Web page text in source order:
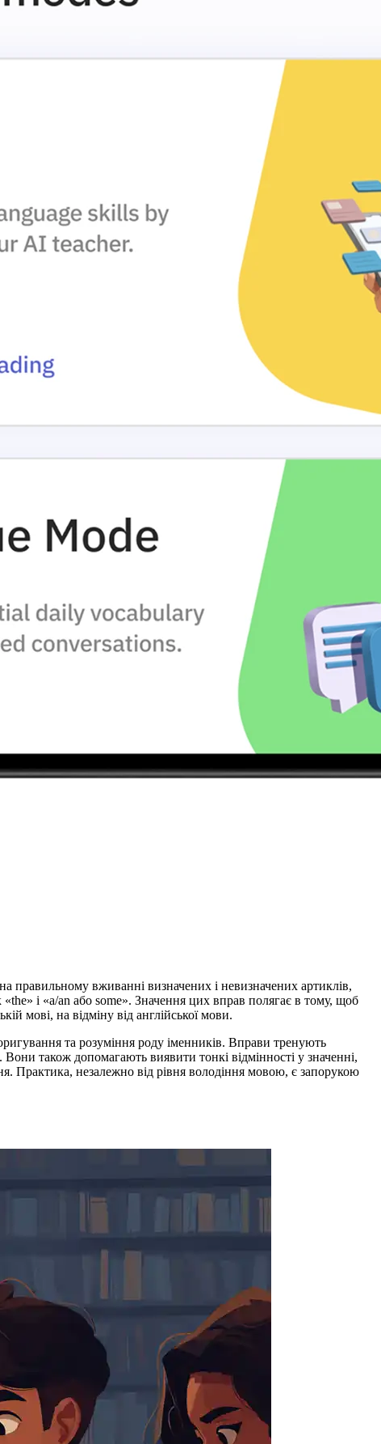
правильному вживанні визначених і невизначених артиклів,
і «a/an або some». Значення цих вправ полягає в тому, щоб
мові, на відміну від англійської мови.
та розуміння роду іменників. Вправи тренують
також допомагають виявити тонкі відмінності у значенні,
Практика, незалежно від рівня володіння мовою, є запорукою